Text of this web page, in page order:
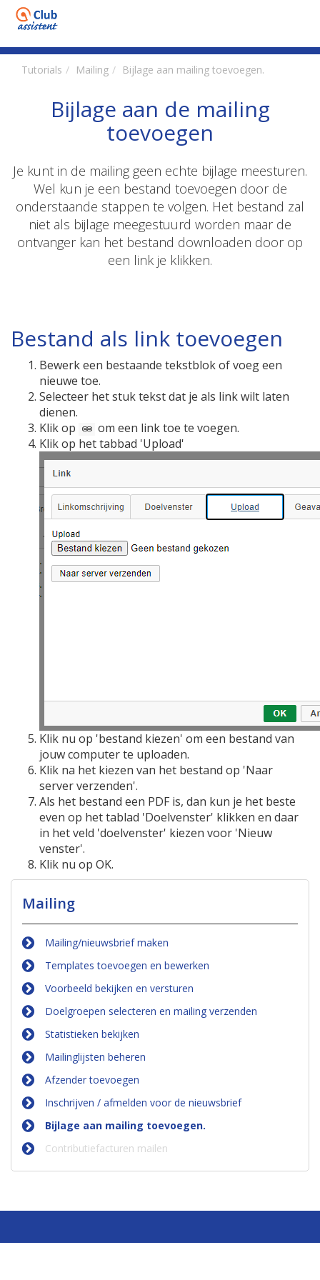
Tutorials Mailing Bijlage aan mailing toevoegen.
Bijlage aan de mailing
toevoegen
Je kunt in de mailing geen echte bijlage meesturen.
Wel kun je een bestand toevoegen door de
onderstaande stappen te volgen. Het bestand zal
niet als bijlage meegestuurd worden maar de
ontvanger kan het bestand downloaden door op
een link je klikken.
Bestand als link toevoegen
Bewerk een bestaande tekstblok of voeg een
nieuwe toe.
Selecteer het stuk tekst dat je als link wilt laten
dienen.
Klik op
om een link toe te voegen.
Klik op het tabbad 'Upload'
Klik nu op 'bestand kiezen' om een bestand van
jouw computer te uploaden.
Klik na het kiezen van het bestand op 'Naar
server verzenden'.
Als het bestand een PDF is, dan kun je het beste
even op het tablad 'Doelvenster' klikken en daar
in het veld 'doelvenster' kiezen voor 'Nieuw
venster'.
Klik nu op OK.
Mailing
Mailing/nieuwsbrief maken
Templates toevoegen en bewerken
Voorbeeld bekijken en versturen
Doelgroepen selecteren en mailing verzenden
Statistieken bekijken
Mailinglijsten beheren
Afzender toevoegen
Inschrijven / afmelden voor de nieuwsbrief
Bijlage aan mailing toevoegen.
Contributiefacturen mailen